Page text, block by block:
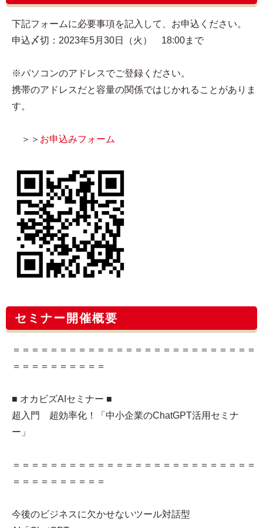
下記フォームに必要事項を記入して、お申込ください。
申込〆切：2023年5月30日（火） 18:00まで
※パソコンのアドレスでご登録ください。
携帯のアドレスだと容量の関係ではじかれることがありま
す。
＞＞ お申込みフォーム
セミナー開催概要
＝＝＝＝＝＝＝＝＝＝＝＝＝＝＝＝＝＝＝＝＝＝＝＝＝＝
＝＝＝＝＝＝＝＝＝＝
■ オカビズAIセミナー ■
超入門 超効率化！「中小企業のChatGPT活用セミナ
ー」
＝＝＝＝＝＝＝＝＝＝＝＝＝＝＝＝＝＝＝＝＝＝＝＝＝＝
＝＝＝＝＝＝＝＝＝＝
今後のビジネスに欠かせないツール対話型